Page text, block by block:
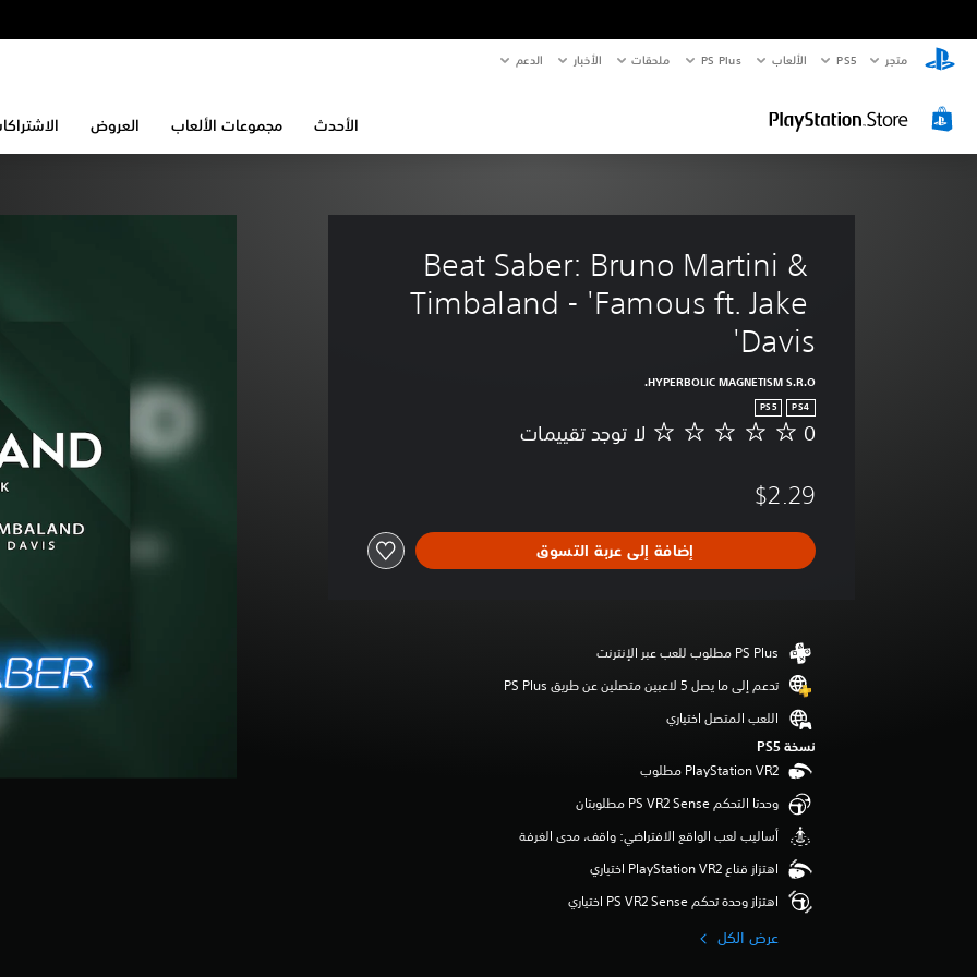
متجر PS5‏ الألعاب PS Plus ملحقات الأخبار الدعم
الأحدث مجموعات الألعاب العروض
Beat Saber: Bruno Martini &
Timbaland - 'Famous ft. Jake
Davis'
HYPERBOLIC MAGNETISM S.R.O.
PS4
PS5
ل
و
د
ت
ت
0 لا توجد تقييمات
$2.29
إضافة إلى عربة التسوق
تدعم إلى ما يصل 5 لاعبين متصلين عن طريق PS Plus‏
اللعب المتصل اختياري
نسخة PS5‏
‏PlayStation VR2 مطلوب
وحدتا التحكم PS VR2 Sense مطلوبتان
أساليب لعب الواقع الافتراضي: واقف، مدى الغرفة
اهتزاز قناع PlayStation VR2 اختياري
اهتزاز وحدة تحكم PS VR2 Sense اختياري
عرض الكل